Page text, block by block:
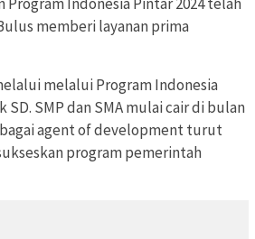
Program Indonesia Pintar 2024 telah
memberi layanan prima
melalui Program Indonesia
SD. SMP dan SMA mulai cair di bulan
agent of development turut
program pemerintah